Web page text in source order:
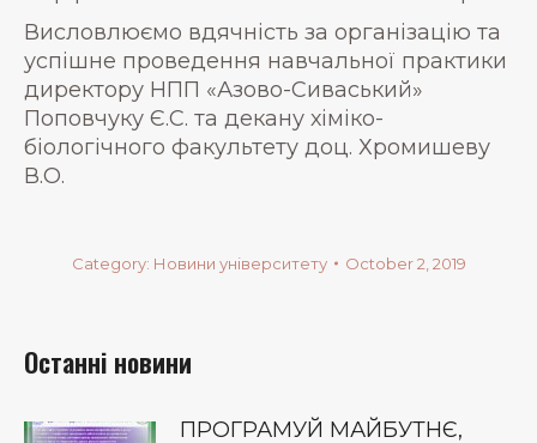
Висловлюємо вдячність за організацію та
успішне проведення навчальної практики
директору НПП «Азово-Сиваський»
Поповчуку Є.С. та декану хіміко-
біологічного факультету доц. Хромишеву
В.О.
Category: Новини університету October 2, 2019
Останні новини
ПРОГРАМУЙ МАЙБУТНЄ,